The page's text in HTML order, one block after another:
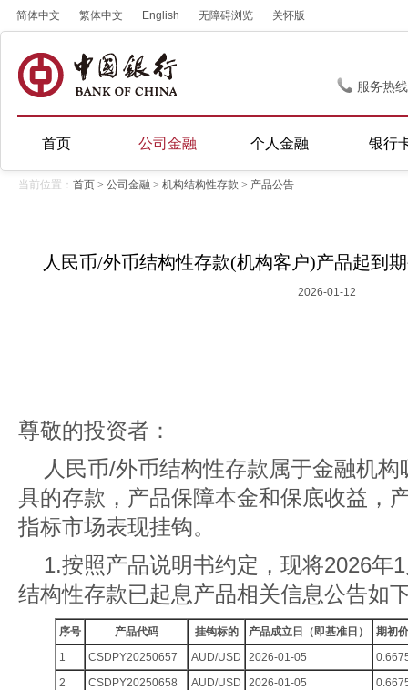
简体中文 繁体中文 English 无障碍浏览 关怀版
服务热
首页 公司金融 个人金融 银行
当前位置： 首页 > 公司金融 > 机构结构性存款 > 产品公告
人民币/外币结构性存款(机构客户)产品起到
2026-01-12
尊敬的投资者：
人民币/外币结构性存款属于金融机
具的存款，产品保障本金和保底收益，
指标市场表现挂钩。
1.按照产品说明书约定，现将2026年
结构性存款已起息产品相关信息公告如
序号 产品代码 挂钩标的 产品成立日（即基准日）
期初
1
CSDPY20250657 AUD/USD 2026-01-05
2
CSDPY20250658 AUD/USD 2026-01-05